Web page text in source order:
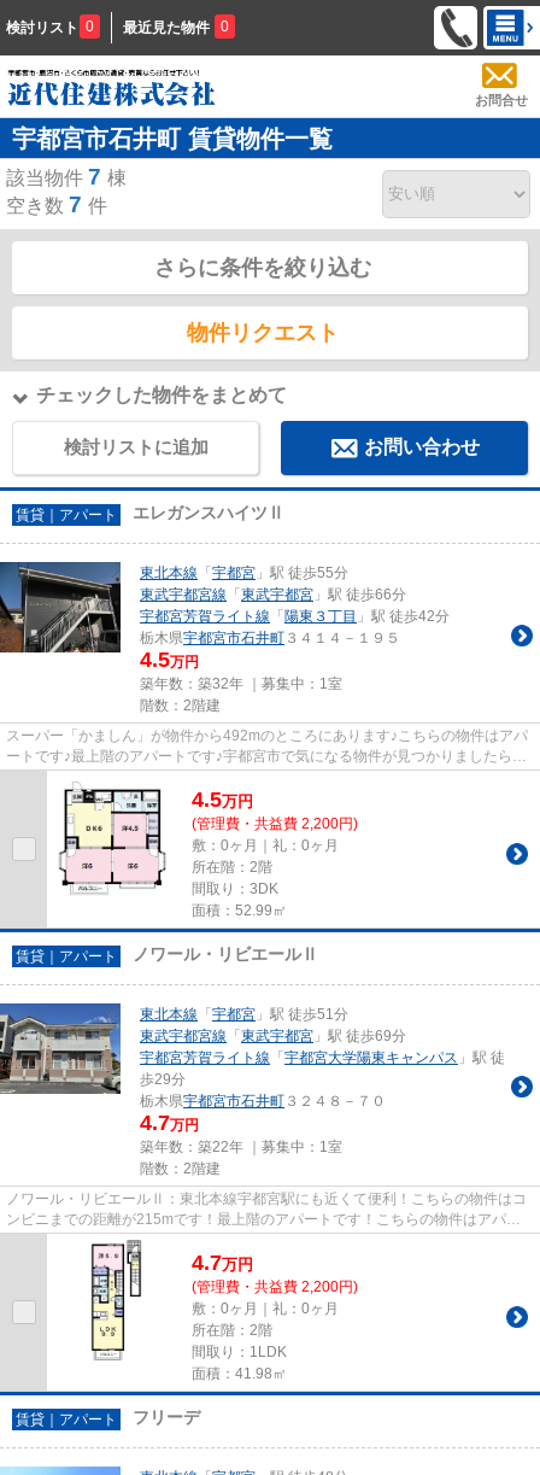
検討リスト 0 最近見た物件 0
お問合せ
宇都宮市石井町 賃貸物件一覧
該当物件 7 棟
空き数 7 件
さらに条件を絞り込む
物件リクエスト
チェックした物件をまとめて
検討リストに追加 お問い合わせ
賃貸｜アパート エレガンスハイツⅡ
東北本線 「 宇都宮 」駅 徒歩55分
東武宇都宮線 「 東武宇都宮 」駅 徒歩66分
宇都宮芳賀ライト線 「 陽東３丁目 」駅 徒歩42分
栃木県宇都宮市石井町 ３４１４－１９５
4.5万円
築年数：築32年 ｜募集中： 1室
階数：2階建
スーパー「かましん」が物件から492mのところにあります♪こちらの物件はアパ
ートです♪最上階のアパートです♪宇都宮市で気になる物件が見つかりましたら、
4.5万円
(管理費・共益費 2,200円)
敷：0ヶ月｜礼：0ヶ月
所在階：2階
間取り：3DK
面積：52.99㎡
賃貸｜アパート ノワール・リビエールⅡ
東北本線 「 宇都宮 」駅 徒歩51分
東武宇都宮線 「 東武宇都宮 」駅 徒歩69分
宇都宮芳賀ライト線 「 宇都宮大学陽東キャンパス 」駅 徒
歩29分
栃木県宇都宮市石井町 ３２４８－７０
4.7万円
築年数：築22年 ｜募集中： 1室
階数：2階建
ノワール・リビエールⅡ：東北本線宇都宮駅にも近くて便利！こちらの物件はコ
ンビニまでの距離が215mです！最上階のアパートです！こちらの物件はアパー
トです！宇都宮市で近代住建がご...
4.7万円
(管理費・共益費 2,200円)
敷：0ヶ月｜礼：0ヶ月
所在階：2階
間取り：1LDK
面積：41.98㎡
賃貸｜アパート フリーデ